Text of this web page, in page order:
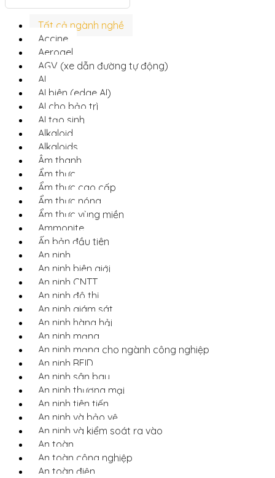
Tất cả ngành nghề
Accine
Aerogel
AGV (xe dẫn đường tự động)
AI
AI biên (edge AI)
AI cho bảo trì
AI tạo sinh
Alkaloid
Alkaloids
Âm thanh
Ẩm thực
Ẩm thực cao cấp
Ẩm thực nóng
Ẩm thực vùng miền
Ammonite
Ấn bản đầu tiên
An ninh
An ninh biên giới
An ninh CNTT
An ninh đô thị
An ninh giám sát
An ninh hàng hải
An ninh mạng
An ninh mạng cho ngành công nghiệp
An ninh RFID
An ninh sân bay
An ninh thương mại
An ninh tiên tiến
An ninh và bảo vệ
An ninh và kiểm soát ra vào
An toàn
An toàn công nghiệp
An toàn điện